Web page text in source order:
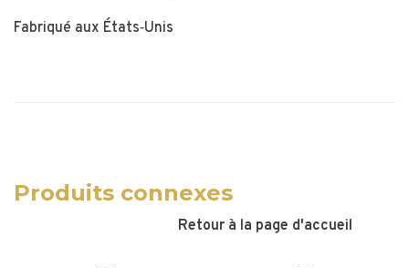
Fabriqué aux États‑Unis
Produits connexes
Retour à la page d'accueil